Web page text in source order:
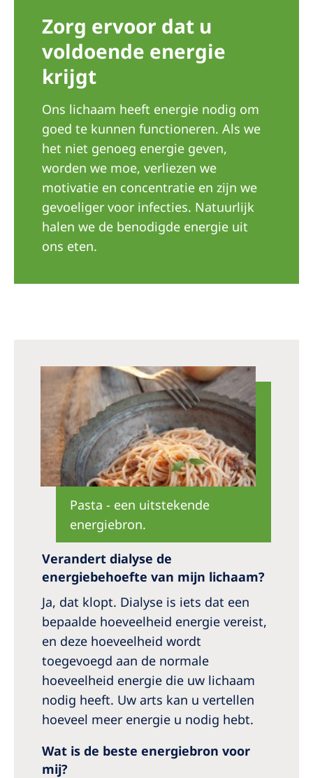
Russia
Serbia
Slovakia
Slovenia
Spain
Sweden
Switzerland
United Kingdom
North America
United States of America
NephroCare International
Global Website
Zorg ervoor dat u
voldoende energie
krijgt
Ons lichaam heeft energie nodig om
goed te kunnen functioneren. Als we
het niet genoeg energie geven,
worden we moe, verliezen we
motivatie en concentratie en zijn we
gevoeliger voor infecties. Natuurlijk
halen we de benodigde energie uit
ons eten.
Pasta - een uitstekende
energiebron.
Verandert dialyse de
energiebehoefte van mijn lichaam?
Ja, dat klopt. Dialyse is iets dat een
bepaalde hoeveelheid energie vereist,
en deze hoeveelheid wordt
toegevoegd aan de normale
hoeveelheid energie die uw lichaam
nodig heeft. Uw arts kan u vertellen
hoeveel meer energie u nodig hebt.
Wat is de beste energiebron voor
mij?